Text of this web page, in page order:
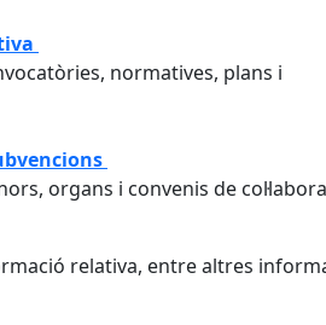
normatives, plans i
organs i convenis de
relativa, entre altres